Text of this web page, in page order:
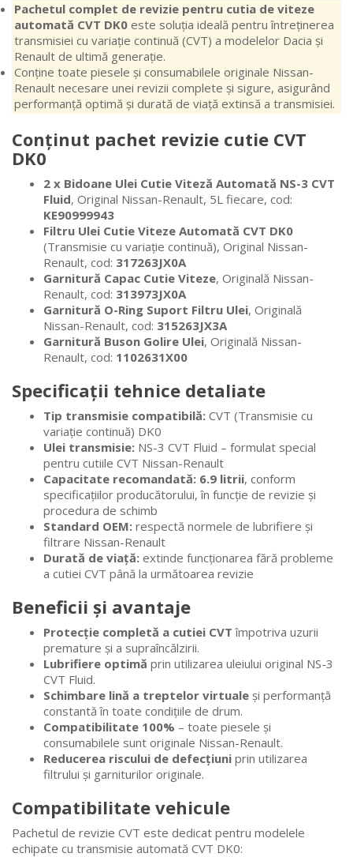
Pachetul complet de revizie pentru cutia de viteze
automată CVT DK0 este soluția ideală pentru întreținerea
transmisiei cu variație continuă (CVT) a modelelor Dacia și
Renault de ultimă generație.
Conține toate piesele și consumabilele originale Nissan-
Renault necesare unei revizii complete și sigure, asigurând
performanță optimă și durată de viață extinsă a transmisiei.
Conținut pachet revizie cutie CVT
DK0
2 x Bidoane Ulei Cutie Viteză Automată NS-3 CVT
Fluid, Original Nissan-Renault, 5L fiecare, cod:
KE90999943
Filtru Ulei Cutie Viteze Automată CVT DK0
(Transmisie cu variație continuă), Original Nissan-
Renault, cod: 317263JX0A
Garnitură Capac Cutie Viteze, Originală Nissan-
Renault, cod: 313973JX0A
Garnitură O-Ring Suport Filtru Ulei, Originală
Nissan-Renault, cod: 315263JX3A
Garnitură Buson Golire Ulei, Originală Nissan-
Renault, cod: 1102631X00
Specificații tehnice detaliate
Tip transmisie compatibilă: CVT (Transmisie cu
variație continuă) DK0
Ulei transmisie: NS-3 CVT Fluid – formulat special
pentru cutiile CVT Nissan-Renault
Capacitate recomandată: 6.9 litrii, conform
specificațiilor producătorului, în funcție de revizie și
procedura de schimb
Standard OEM: respectă normele de lubrifiere și
filtrare Nissan-Renault
Durată de viață: extinde funcționarea fără probleme
a cutiei CVT până la următoarea revizie
Beneficii și avantaje
Protecție completă a cutiei CVT împotriva uzurii
premature și a supraîncălzirii.
Lubrifiere optimă prin utilizarea uleiului original NS-3
CVT Fluid.
Schimbare lină a treptelor virtuale și performanță
constantă în toate condițiile de drum.
Compatibilitate 100% – toate piesele și
consumabilele sunt originale Nissan-Renault.
Reducerea riscului de defecțiuni prin utilizarea
filtrului și garniturilor originale.
Compatibilitate vehicule
Pachetul de revizie CVT este dedicat pentru modelele
echipate cu transmisie automată CVT DK0: